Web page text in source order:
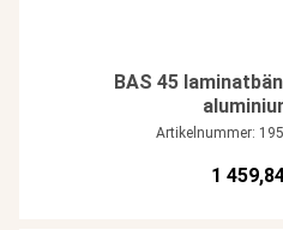
BAS 45
Artikelnummer:
1